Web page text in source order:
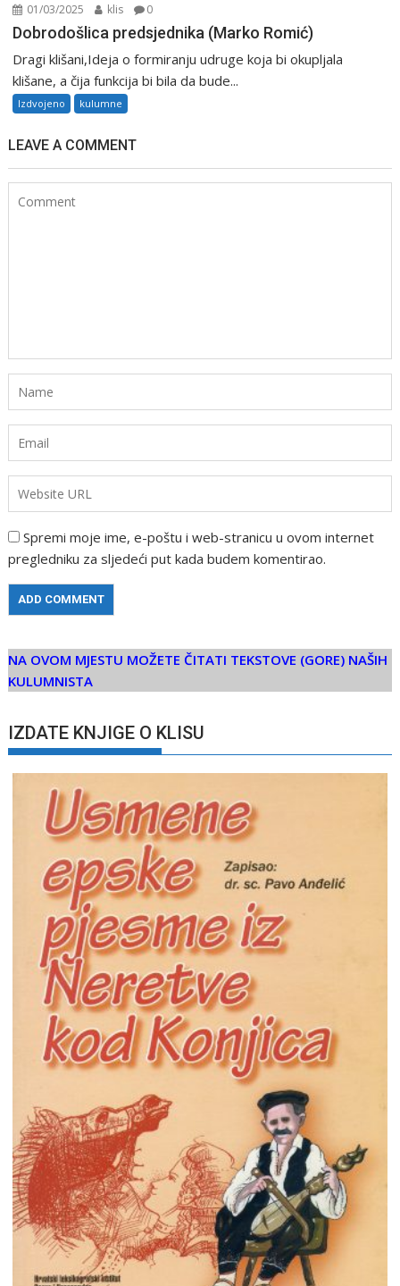
01/03/2025 klis 0
Dobrodošlica predsjednika (Marko Romić)
Dragi klišani,Ideja o formiranju udruge koja bi okupljala
klišane, a čija funkcija bi bila da bude...
Izdvojeno kulumne
LEAVE A COMMENT
Spremi moje ime, e-poštu i web-stranicu u ovom internet
pregledniku za sljedeći put kada budem komentirao.
NA OVOM MJESTU MOŽETE ČITATI TEKSTOVE (GORE) NAŠIH
KULUMNISTA
IZDATE KNJIGE O KLISU